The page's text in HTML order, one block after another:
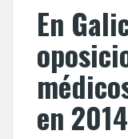
En
en 2014